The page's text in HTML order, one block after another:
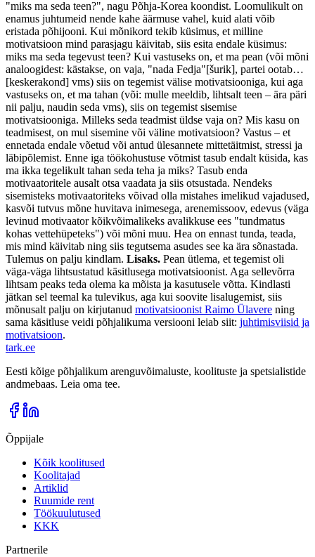
"miks ma seda teen?", nagu Põhja-Korea koondist. Loomulikult on
enamus juhtumeid nende kahe äärmuse vahel, kuid alati võib
eristada põhijooni. Kui mõnikord tekib küsimus, et milline
motivatsioon mind parasjagu käivitab, siis esita endale küsimus:
miks ma seda tegevust teen? Kui vastuseks on, et ma pean (või mõni
analoogidest: kästakse, on vaja, "nada Fedja"[šurik], partei ootab…
[keskerakond] vms) siis on tegemist välise motivatsiooniga, kui aga
vastuseks on, et ma tahan (või: mulle meeldib, lihtsalt teen – ära päri
nii palju, naudin seda vms), siis on tegemist sisemise
motivatsiooniga. Milleks seda teadmist üldse vaja on? Mis kasu on
teadmisest, on mul sisemine või väline motivatsioon? Vastus – et
ennetada endale võetud või antud ülesannete mittetäitmist, stressi ja
läbipõlemist. Enne iga töökohustuse võtmist tasub endalt küsida, kas
ma ikka tegelikult tahan seda teha ja miks? Tasub enda
motivaatoritele ausalt otsa vaadata ja siis otsustada. Nendeks
sisemisteks motivaatoriteks võivad olla mistahes imelikud vajadused,
kasvõi tutvus mõne huvitava inimesega, arenemissoov, edevus (väga
levinud motivaator kõikvõimalikeks avalikkuse ees "tundmatus
kohas vettehüpeteks") või mõni muu. Hea on ennast tunda, teada,
mis mind käivitab ning siis tegutsema asudes see ka ära sõnastada.
Tulemus on palju kindlam. Lisaks. Pean ütlema, et tegemist oli
väga-väga lihtsustatud käsitlusega motivatsioonist. Aga sellevõrra
lihtsam peaks teda olema ka mõista ja kasutusele võtta. Kindlasti
jätkan sel teemal ka tulevikus, aga kui soovite lisalugemist, siis
mõnusalt palju on kirjutanud motivatsioonist Raimo Ülavere ning
sama käsitluse veidi põhjalikuma versiooni leiab siit: juhtimisviisid ja
motivatsioon.
tark.ee
Eesti kõige põhjalikum arenguvõimaluste, koolituste ja spetsialistide
andmebaas. Leia oma tee.
Õppijale
Kõik koolitused
Koolitajad
Artiklid
Ruumide rent
Töökuulutused
KKK
Partnerile